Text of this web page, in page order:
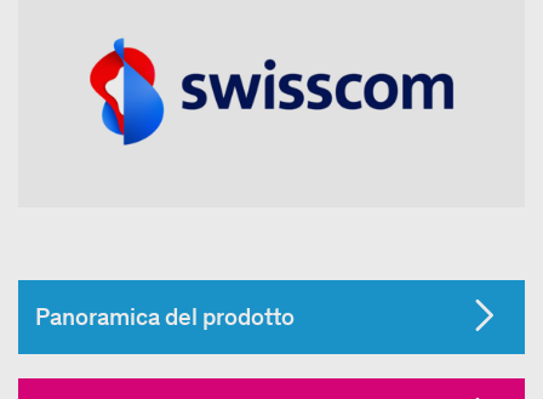
Panoramica del prodotto